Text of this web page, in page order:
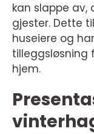
kan slappe av,
gjester. Dette
huseiere og
tilleggsløsning
hjem.